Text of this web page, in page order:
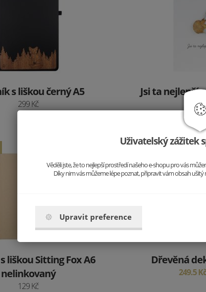
s liškou černý A5
299 Kč
Jsi ta nejlepší
349
liškou Sitting Fox A6
nelinkovaný
129 Kč
50 %
Dřevěná
249.5 Kč
Uživatelský zážitek
Věděli jste, že to nejlepší prostředí našeho e-shopu pro vás
Díky nim vás můžeme lépe poznat, připravit vám obsah
Upravit preference